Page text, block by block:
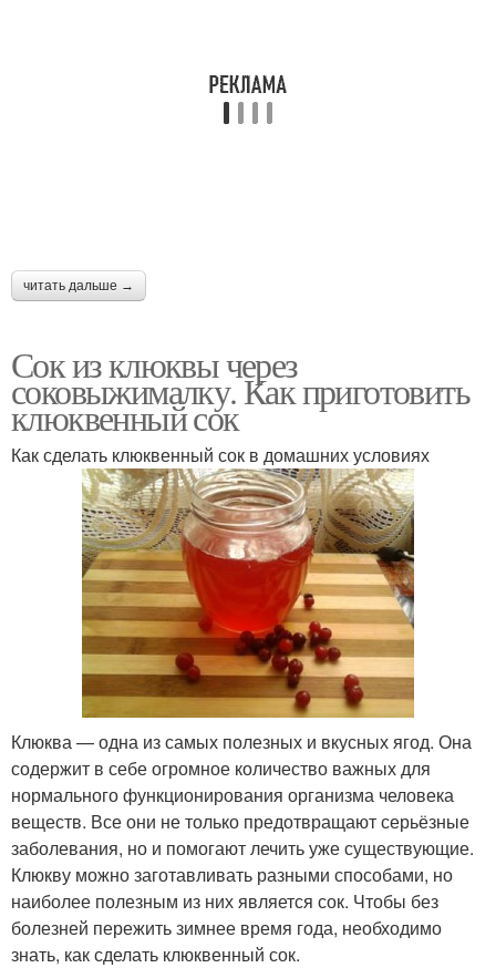
читать дальше →
Сок из клюквы через
соковыжималку. Как приготовить
клюквенный сок
Как сделать клюквенный сок в домашних условиях
Клюква — одна из самых полезных и вкусных ягод. Она
содержит в себе огромное количество важных для
нормального функционирования организма человека
веществ. Все они не только предотвращают серьёзные
заболевания, но и помогают лечить уже существующие.
Клюкву можно заготавливать разными способами, но
наиболее полезным из них является сок. Чтобы без
болезней пережить зимнее время года, необходимо
знать, как сделать клюквенный сок.